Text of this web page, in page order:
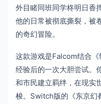
外目睹同班同学柊明日香
他的日常被彻底撕裂，被
的奇幻冒险。
这款游戏是Falcom结合
经验后的一次大胆尝试。
和市民建立羁绊，在现实
梭。Switch版的《东京幻